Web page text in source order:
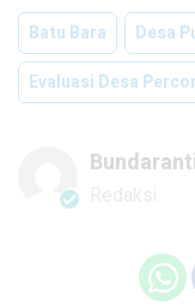
Batu Bara
Desa
Evaluasi Desa